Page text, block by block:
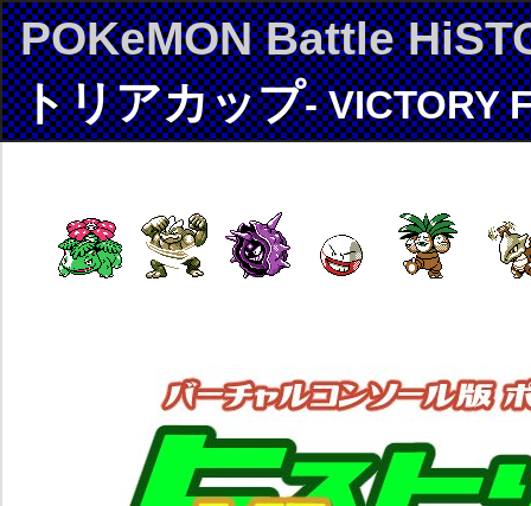
POKeMON Battle
トリアカップ- VICTORY